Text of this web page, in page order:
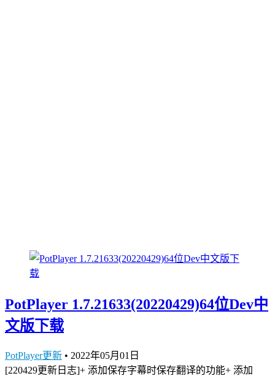
PotPlayer 1.7.21633(20220429)64位Dev中
文版下载
PotPlayer更新 • 2022年05月01日
[220429更新日志]+ 添加保存字幕时保存翻译的功能+ 添加